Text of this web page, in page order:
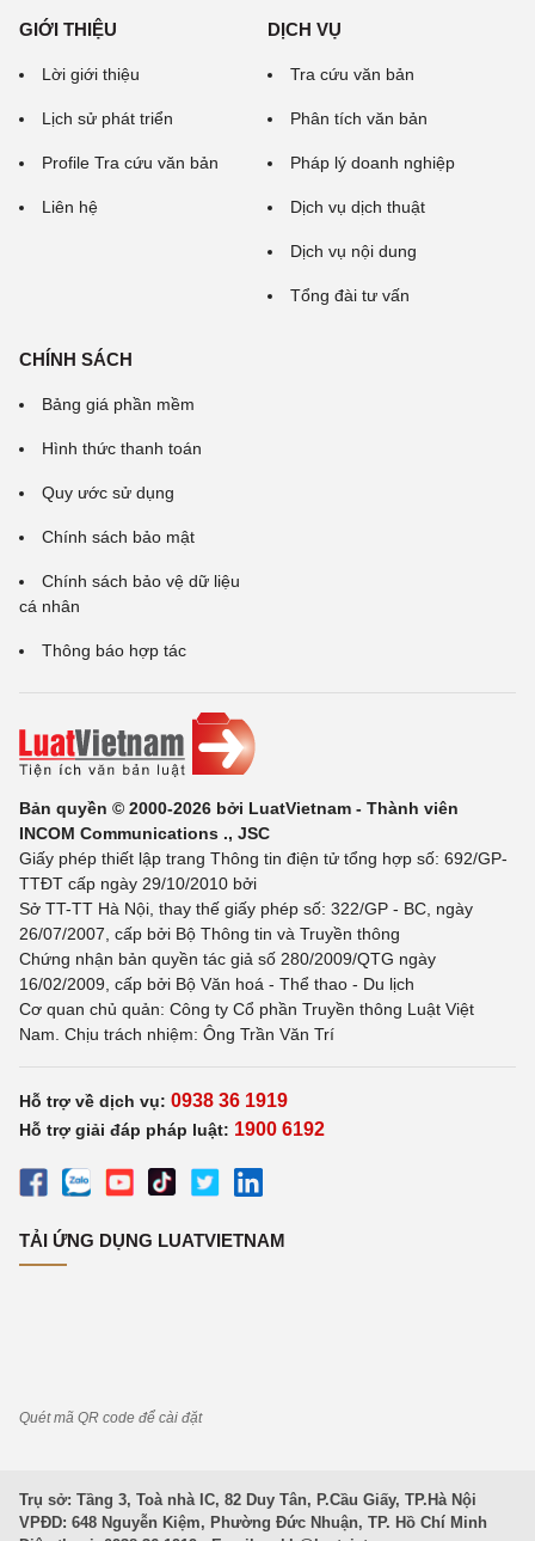
GIỚI THIỆU
Lời giới thiệu
Lịch sử phát triển
Profile Tra cứu văn bản
Liên hệ
DỊCH VỤ
Tra cứu văn bản
Phân tích văn bản
Pháp lý doanh nghiệp
Dịch vụ dịch thuật
Dịch vụ nội dung
Tổng đài tư vấn
CHÍNH SÁCH
Bảng giá phần mềm
Hình thức thanh toán
Quy ước sử dụng
Chính sách bảo mật
Chính sách bảo vệ dữ liệu
cá nhân
Thông báo hợp tác
Bản quyền © 2000-2026 bởi LuatVietnam - Thành viên
INCOM Communications ., JSC
Giấy phép thiết lập trang Thông tin điện tử tổng hợp số: 692/GP-
TTĐT cấp ngày 29/10/2010 bởi
Sở TT-TT Hà Nội, thay thế giấy phép số: 322/GP - BC, ngày
26/07/2007, cấp bởi Bộ Thông tin và Truyền thông
Chứng nhận bản quyền tác giả số 280/2009/QTG ngày
16/02/2009, cấp bởi Bộ Văn hoá - Thể thao - Du lịch
Cơ quan chủ quản: Công ty Cổ phần Truyền thông Luật Việt
Nam. Chịu trách nhiệm: Ông Trần Văn Trí
Hỗ trợ về dịch vụ: 0938 36 1919
Hỗ trợ giải đáp pháp luật: 1900 6192
TẢI ỨNG DỤNG LUATVIETNAM
Quét mã QR code để cài đặt
Trụ sở: Tầng 3, Toà nhà IC, 82 Duy Tân, P.Cầu Giấy, TP.Hà Nội
VPĐD: 648 Nguyễn Kiệm, Phường Đức Nhuận, TP. Hồ Chí Minh